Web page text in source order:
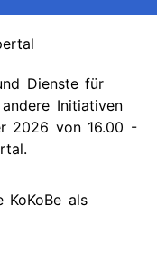
Dienste für
Initiativen
2026 von 16.00 -
KoKoBe als